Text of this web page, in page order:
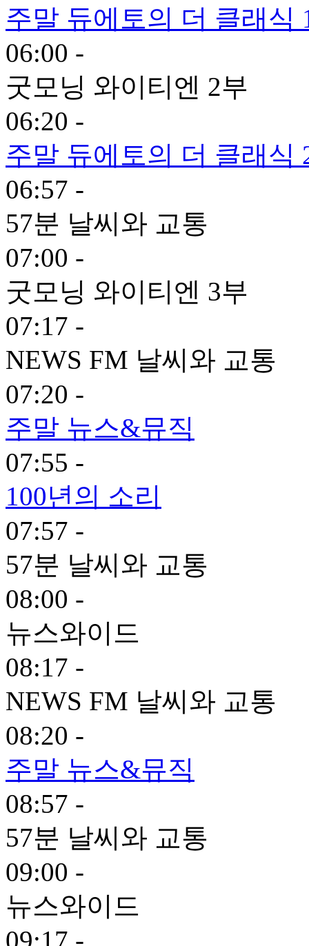
주말 듀에토의 더 클래식
06:00 -
굿모닝 와이티엔 2부
06:20 -
주말 듀에토의 더 클래식
06:57 -
57분 날씨와 교통
07:00 -
굿모닝 와이티엔 3부
07:17 -
NEWS FM 날씨와 교통
07:20 -
주말 뉴스&뮤직
07:55 -
100년의 소리
07:57 -
57분 날씨와 교통
08:00 -
뉴스와이드
08:17 -
NEWS FM 날씨와 교통
08:20 -
주말 뉴스&뮤직
08:57 -
57분 날씨와 교통
09:00 -
뉴스와이드
09:17 -